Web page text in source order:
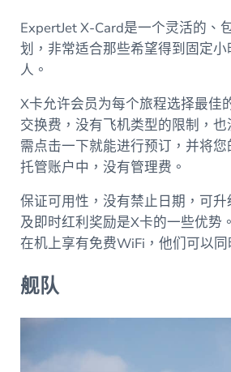
ExpertJet X-Card是一个灵活的、
划，非常适合那些希望得到固定
人。
X卡允许会员为每个旅程选择最佳
交换费，没有飞机类型的限制，
需点击一下就能进行预订，并将
托管账户中，没有管理费。
保证可用性，没有禁止日期，可
及即时红利奖励是X卡的一些优势
在机上享有免费WiFi，他们可以同
舰队